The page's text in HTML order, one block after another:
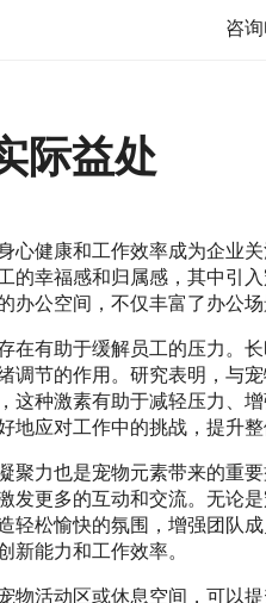
咨
际益处
心健康和工作效率成为企业
的幸福感和归属感，其中引
办公空间，不仅丰富了办公
在有助于缓解员工的压力。
调节的作用。研究表明，与
这种激素有助于减轻压力、
地应对工作中的挑战，提升整
聚力也是宠物元素带来的重
发更多的互动和交流。无论
轻松愉快的氛围，增强团队
新能力和工作效率。
物活动区或休息空间，可以